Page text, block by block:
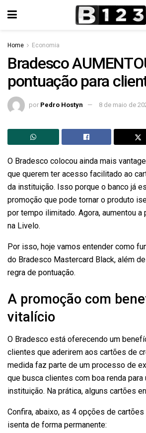
Home Economia
Bradesco
pontuação para
por Pedro Hostyn 8 de maio de
O Bradesco colocou ainda mais
que querem ter acesso facilitado ao
da instituição. Isso porque o banco já
promoção que pode tornar o produto
por tempo ilimitado. Agora, aumentou a
na Livelo.
Por isso, hoje vamos entender como
do Bradesco Mastercard Black, além
regra de pontuação.
A promoção com
vitalício
O Bradesco está oferecendo um
clientes que aderirem aos cartões de
medida faz parte de um processo de
que busca clientes com boa renda
instituição. Na prática, alguns cartões
Confira, abaixo, as 4 opções de
isenta de forma permanente: